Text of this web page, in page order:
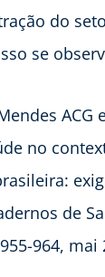
do
se